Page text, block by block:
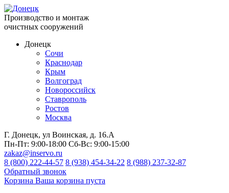
Производство и монтаж
очистных сооружений
Донецк
Сочи
Краснодар
Крым
Волгоград
Новороссийск
Ставрополь
Ростов
Москва
Г. Донецк, ул Воинская, д. 16.А
Пн-Пт: 9:00-18:00 Сб-Вс: 9:00-15:00
zakaz@inservo.ru
8 (800) 222-44-57 8 (938) 454-34-22 8 (988) 237-32-87
Обратный звонок
Корзина Ваша корзина пуста